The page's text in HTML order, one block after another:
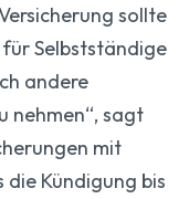
sollte
Selbstständige
andere
nehmen“, sagt
mit
Kündigung bis